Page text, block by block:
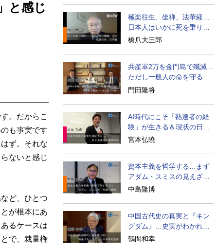
と感じ
。だからこ
も事実です
ず。それな
ないと感じ
ど、ひとつ
が根本にあ
るケースは
で、裁量権
極楽往生、坐禅、法華経…
日本人はいかに死を乗り越
えるか
橋爪大三郎
共産軍2万を金門島で殲滅…
ただし一般人の命を守る軍
人の本義を重視
門田隆将
AI時代にこそ「熟達者の経
験」が生きる＆現状の日本
経済の実情は
宮本弘曉
資本主義を哲学する…まず
アダム・スミスの見えざる
手と道徳感情論
中島隆博
中国古代史の真実と『キン
グダム』…史実がわかれば
物語はもっと面白い
鶴間和幸